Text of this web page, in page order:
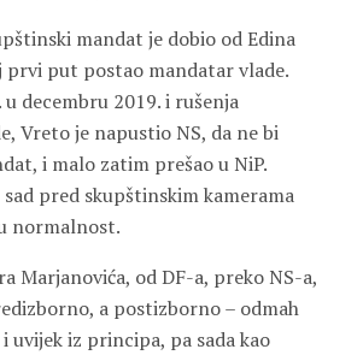
mandat je dobio od Edina
prvi put postao mandatar vlade.
decembru 2019. i rušenja
Vreto je napustio NS, da ne bi
i malo zatim prešao u NiP.
pred skupštinskim kamerama
normalnost.
Marjanovića, od DF-a, preko NS-a,
a postizborno – odmah
uvijek iz principa, pa sada kao